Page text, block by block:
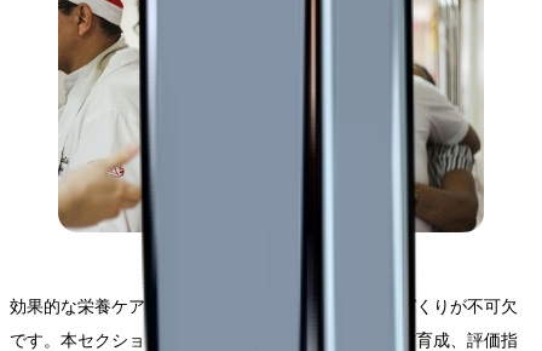
効果的な栄養ケアを実現するためには、適切な体制づくりが不可欠
です。本セクションでは、基本的な体制構築から人材育成、評価指